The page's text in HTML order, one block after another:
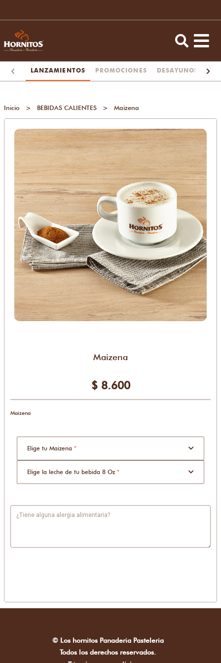
LANZAMIENTOS PROMOCIONES DESAYUNOS
Inicio > BEBIDAS CALIENTES > Maizena
Maizena
$ 8.600
Maizena
Elige tu Maizena *
Elige la leche de tu bebida 8 Oz *
¿Tiene alguna alergia alimentaria?
© Los hornitos Panaderia Pasteleria
Todos los derechos reservados.